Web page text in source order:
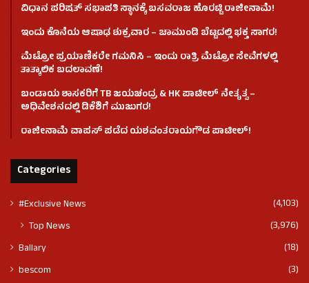
ವಿಧಾನ ಪರಿಷತ್ ಸಭಾಪತಿ ಸ್ಥಾನಕ್ಕೆ ಬಸವರಾಜ ಹೊರಟ್ಟಿ ರಾಜೀನಾಮೆ!
ಇಂದು ಕೊನೆಯ ಆಷಾಢ ಶುಕ್ರವಾರ – ಚಾಮುಂಡಿ ಬೆಟ್ಟದಲ್ಲಿ ಭಕ್ತ ಸಾಗರ!
ಮೆಟ್ರೋ ಪ್ರಯಾಣಿಕರೇ ಗಮನಿಸಿ – ಇಂದು ರಾತ್ರಿ ಮೆಟ್ರೋ ಸೇವೆಗಳಲ್ಲಿ
ತಾತ್ಕಾಲಿಕ ಬದಲಾವಣೆ!
ಬಂಡಾಯ ಶಾಸಕರಿಗೆ TB ಜಯಚಂದ್ರ & HK ಪಾಟೀಲ್ ನೇತೃತ್ವ –
ಅಧಿವೇಶನದಲ್ಲಿ ಡಿಕೆಶಿಗೆ ಮುಜುಗರ!
ರಾಜೀನಾಮೆ ವಾಪಸ್ ಪಡೆದ ಯಶವಂತರಾಯಗೌಡ ಪಾಟೀಲ್‌!
Categories
#Exclusive News (4,103)
Top News (3,976)
Ballary
(18)
bescom
(3)